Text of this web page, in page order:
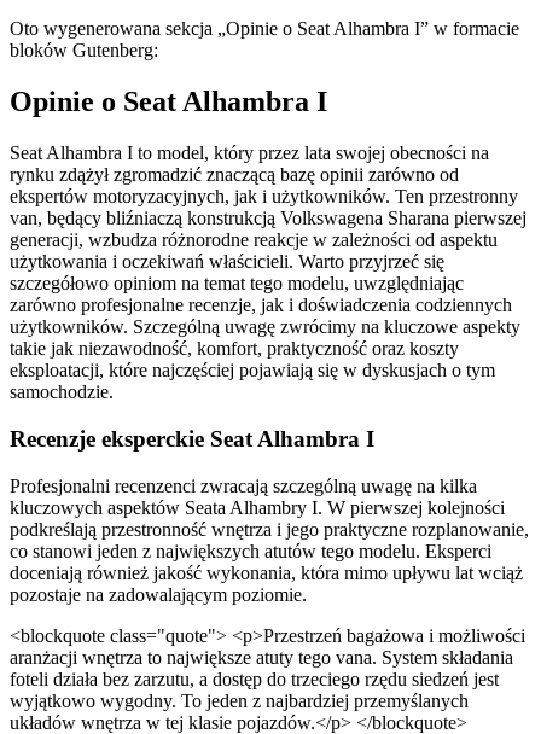
Oto wygenerowana sekcja „Opinie o Seat Alhambra I” w formacie
bloków Gutenberg:
Opinie o Seat Alhambra I
Seat Alhambra I to model, który przez lata swojej obecności na
rynku zdążył zgromadzić znaczącą bazę opinii zarówno od
ekspertów motoryzacyjnych, jak i użytkowników. Ten przestronny
van, będący bliźniaczą konstrukcją Volkswagena Sharana pierwszej
generacji, wzbudza różnorodne reakcje w zależności od aspektu
użytkowania i oczekiwań właścicieli. Warto przyjrzeć się
szczegółowo opiniom na temat tego modelu, uwzględniając
zarówno profesjonalne recenzje, jak i doświadczenia codziennych
użytkowników. Szczególną uwagę zwrócimy na kluczowe aspekty
takie jak niezawodność, komfort, praktyczność oraz koszty
eksploatacji, które najczęściej pojawiają się w dyskusjach o tym
samochodzie.
Recenzje eksperckie Seat Alhambra I
Profesjonalni recenzenci zwracają szczególną uwagę na kilka
kluczowych aspektów Seata Alhambry I. W pierwszej kolejności
podkreślają przestronność wnętrza i jego praktyczne rozplanowanie,
co stanowi jeden z największych atutów tego modelu. Eksperci
doceniają również jakość wykonania, która mimo upływu lat wciąż
pozostaje na zadowalającym poziomie.
<blockquote class="quote"> <p>Przestrzeń bagażowa i możliwości
aranżacji wnętrza to największe atuty tego vana. System składania
foteli działa bez zarzutu, a dostęp do trzeciego rzędu siedzeń jest
wyjątkowo wygodny. To jeden z najbardziej przemyślanych
układów wnętrza w tej klasie pojazdów.</p> </blockquote>